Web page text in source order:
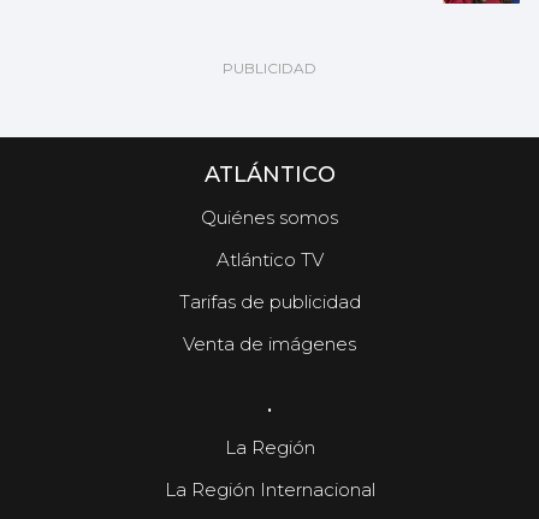
ATLÁNTICO
Quiénes somos
Atlántico TV
Tarifas de publicidad
Venta de imágenes
.
La Región
La Región Internacional